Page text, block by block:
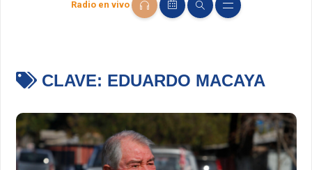
Radio en vivo
CLAVE: EDUARDO MACAYA